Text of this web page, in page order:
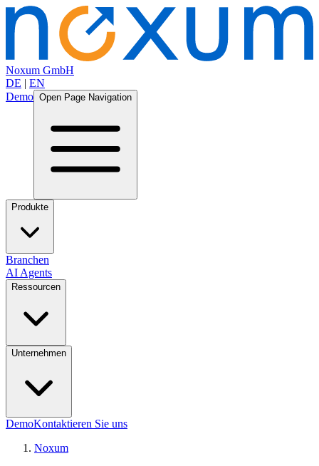
Noxum GmbH
DE | EN
Demo Open Page Navigation
Produkte
Branchen
AI Agents
Ressourcen
Unternehmen
DemoKontaktieren Sie uns
Noxum